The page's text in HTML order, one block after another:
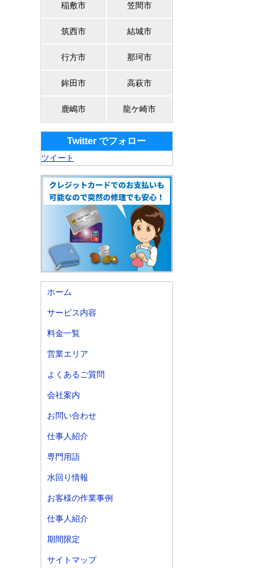
稲敷市 笠間市
筑西市 結城市
行方市 那珂市
鉾田市 高萩市
鹿嶋市 龍ケ崎市
Twitter でフォロー
ツイート
ホーム
サービス内容
料金一覧
営業エリア
よくあるご質問
会社案内
お問い合わせ
仕事人紹介
専門用語
水回り情報
お客様の作業事例
仕事人紹介
期間限定
サイトマップ